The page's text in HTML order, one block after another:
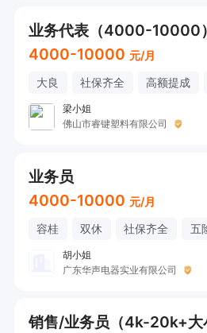
4000-10000 元/月
大良 社保齐全 高额提成
梁小姐
佛山市睿键塑料有限公司
业务员
4000-10000 元/月
容桂 双休 社保齐全 五
胡小姐
广东华声电器实业有限公司